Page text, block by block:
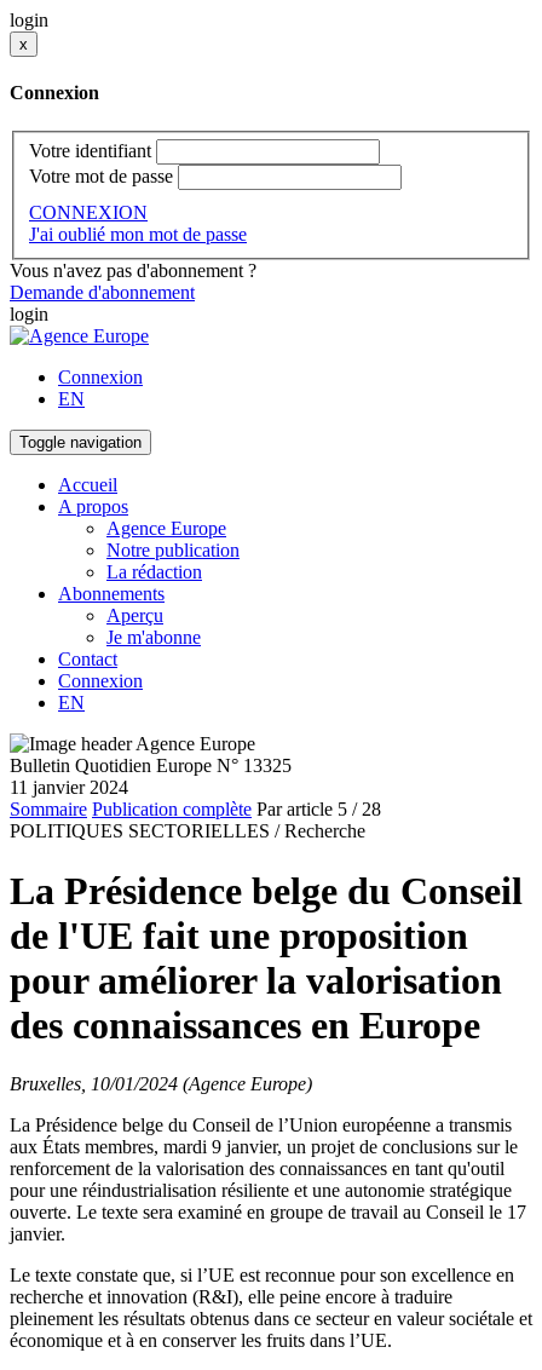
login
x
Connexion
Votre identifiant
Votre mot de passe
CONNEXION
J'ai oublié mon mot de passe
Vous n'avez pas d'abonnement ?
Demande d'abonnement
login
Connexion
EN
Toggle navigation
Accueil
A propos
Agence Europe
Notre publication
La rédaction
Abonnements
Aperçu
Je m'abonne
Contact
Connexion
EN
Bulletin Quotidien Europe N° 13325
11 janvier 2024
Sommaire Publication complète Par article 5 / 28
POLITIQUES SECTORIELLES / Recherche
La Présidence belge du Conseil
de l'UE fait une proposition
pour améliorer la valorisation
des connaissances en Europe
Bruxelles, 10/01/2024 (Agence Europe)
La Présidence belge du Conseil de l’Union européenne a transmis
aux États membres, mardi 9 janvier, un projet de conclusions sur le
renforcement de la valorisation des connaissances en tant qu'outil
pour une réindustrialisation résiliente et une autonomie stratégique
ouverte. Le texte sera examiné en groupe de travail au Conseil le 17
janvier.
Le texte constate que, si l’UE est reconnue pour son excellence en
recherche et innovation (R&I), elle peine encore à traduire
pleinement les résultats obtenus dans ce secteur en valeur sociétale et
économique et à en conserver les fruits dans l’UE.